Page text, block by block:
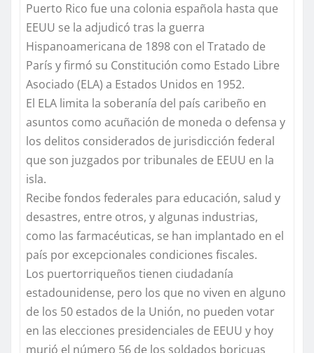
Puerto Rico fue una colonia española hasta que
EEUU se la adjudicó tras la guerra
Hispanoamericana de 1898 con el Tratado de
París y firmó su Constitución como Estado Libre
Asociado (ELA) a Estados Unidos en 1952.
El ELA limita la soberanía del país caribeño en
asuntos como acuñación de moneda o defensa y
los delitos considerados de jurisdicción federal
que son juzgados por tribunales de EEUU en la
isla.
Recibe fondos federales para educación, salud y
desastres, entre otros, y algunas industrias,
como las farmacéuticas, se han implantado en el
país por excepcionales condiciones fiscales.
Los puertorriqueños tienen ciudadanía
estadounidense, pero los que no viven en alguno
de los 50 estados de la Unión, no pueden votar
en las elecciones presidenciales de EEUU y hoy
murió el número 56 de los soldados boricuas